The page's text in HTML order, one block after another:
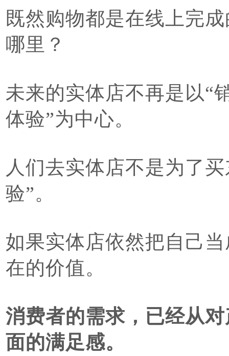
既然购物都是在线上完
哪里？
未来的实体店不再是以“
体验”为中心。
人们去实体店不是为了
验”。
如果实体店依然把自己
在的价值。
消费者的需求，已经从
面的满足感。